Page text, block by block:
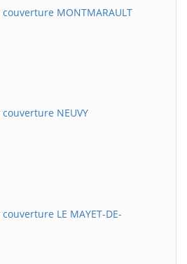
MONTMARAULT
NEUVY
LE MAYET-DE-